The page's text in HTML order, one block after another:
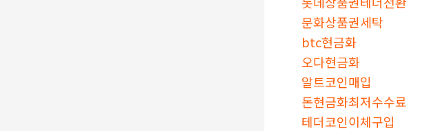
문화상품권세탁
btc현금화
오다현금화
알트코인매입
돈현금화최저수수료
테더코인이체구입